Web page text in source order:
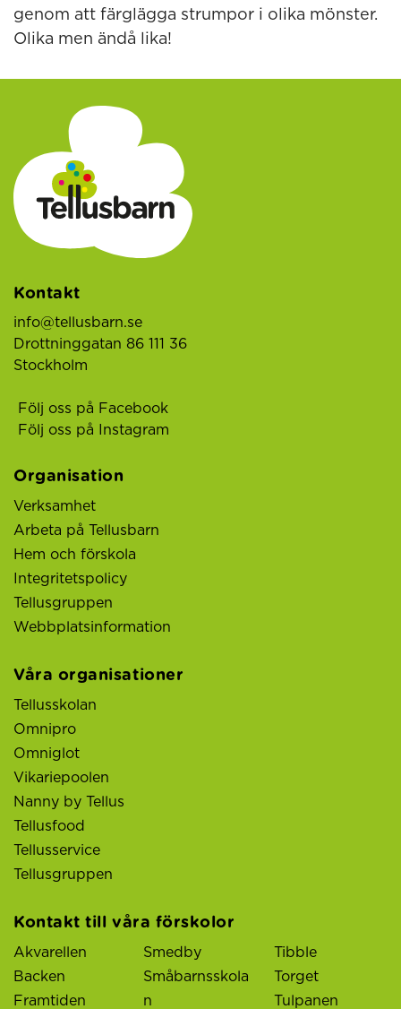
genom att färglägga strumpor i olika mönster.
Olika men ändå lika!
Kontakt
info@tellusbarn.se
Drottninggatan 86 111 36
Stockholm
Följ oss på Facebook
Följ oss på Instagram
Organisation
Verksamhet
Arbeta på Tellusbarn
Hem och förskola
Integritetspolicy
Tellusgruppen
Webbplatsinformation
Våra organisationer
Tellusskolan
Omnipro
Omniglot
Vikariepoolen
Nanny by Tellus
Tellusfood
Tellusservice
Tellusgruppen
Kontakt till våra förskolor
Akvarellen
Backen
Framtiden
Smedby
Småbarnsskola
n
Tibble
Torget
Tulpanen